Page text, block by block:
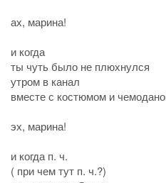
ах, марина!
и когда
ты чуть было не плюхнулся
утром в канал
вместе с костюмом и
эх, марина!
и когда п. ч.
( при чем тут п. ч.?)